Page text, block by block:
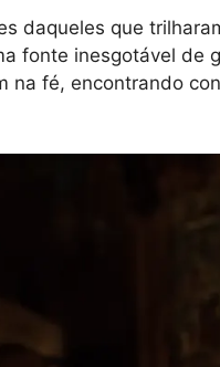
daqueles que
fonte inesgotável de
na fé, encontrando